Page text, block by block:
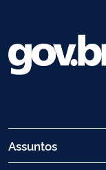
Assuntos